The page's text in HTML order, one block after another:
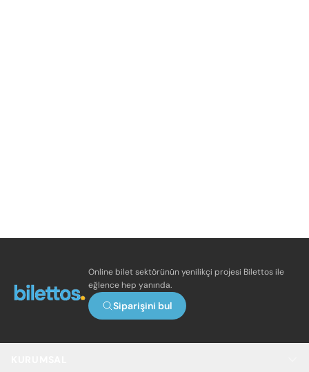
Online bilet sektörünün yenilikçi projesi Bilettos ile
eğlence hep yanında.
Siparişini bul